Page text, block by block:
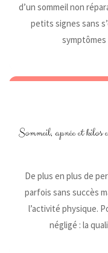
d’un sommeil non
petits signes sans
symptômes
Sommeil, apnée et
De plus en plus de
parfois sans succès
l’activité physique.
négligé : la